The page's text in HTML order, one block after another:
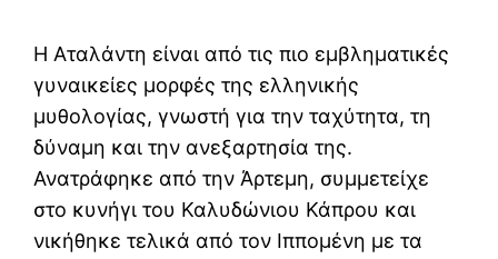
Η Αταλάντη είναι από τις πιο εμβληματικές
γυναικείες μορφές της ελληνικής
μυθολογίας, γνωστή για την ταχύτητα, τη
δύναμη και την ανεξαρτησία της.
Ανατράφηκε από την Άρτεμη, συμμετείχε
στο κυνήγι του Καλυδώνιου Κάπρου και
νικήθηκε τελικά από τον Ιππομένη με τα